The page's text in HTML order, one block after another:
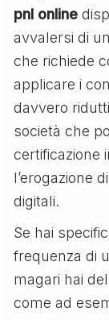
pnl online
avvalersi di
che richiede
applicare i
davvero
società che
certificazione
l’erogazione
digitali.
Se hai
frequenza di
magari hai
come ad